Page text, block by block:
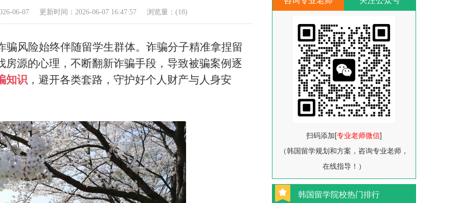
06-07 更新时间：2026-06-07 16:47:57 浏览量：(18)
风险始终伴随留学生群体。诈骗分子精准拿捏留
源的心理，不断翻新诈骗手段，导致被骗案例逐
知识 ，避开各类套路，守护好个人财产与人身安
扫码添加[专业老师微信]
（韩国留学规划和方案，咨询专业老师，
在线指导！）
韩国留学院校热门排行